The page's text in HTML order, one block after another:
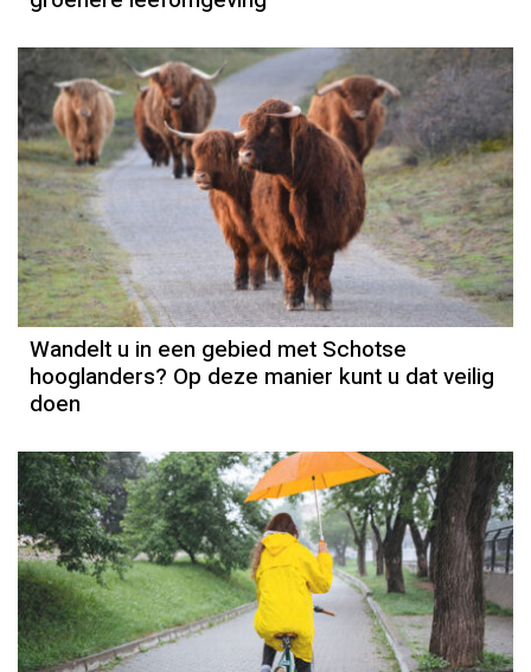
Wandelt u in een gebied met Schotse
hooglanders? Op deze manier kunt u dat veilig
doen